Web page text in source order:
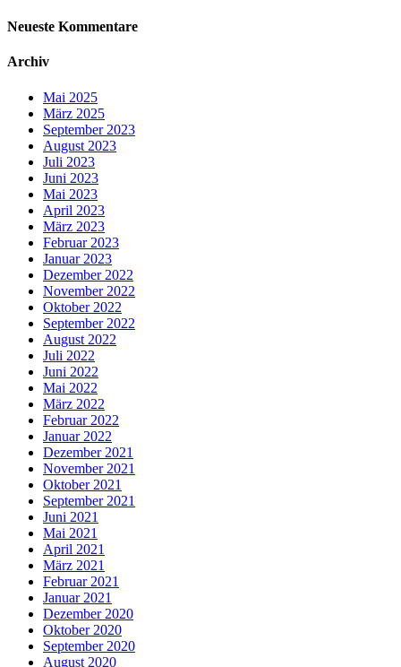
Neueste Kommentare
Archiv
Mai 2025
März 2025
September 2023
August 2023
Juli 2023
Juni 2023
Mai 2023
April 2023
März 2023
Februar 2023
Januar 2023
Dezember 2022
November 2022
Oktober 2022
September 2022
August 2022
Juli 2022
Juni 2022
Mai 2022
März 2022
Februar 2022
Januar 2022
Dezember 2021
November 2021
Oktober 2021
September 2021
Juni 2021
Mai 2021
April 2021
März 2021
Februar 2021
Januar 2021
Dezember 2020
Oktober 2020
September 2020
August 2020